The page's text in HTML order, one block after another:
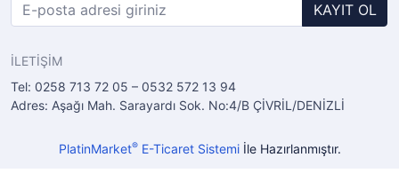
KAYIT OL
İLETİŞİM
Tel: 0258 713 72 05 – 0532 572 13 94
Adres: Aşağı Mah. Sarayardı Sok. No:4/B ÇİVRİL/DENİZLİ
PlatinMarket®E-Ticaret Sistemiİle Hazırlanmıştır.